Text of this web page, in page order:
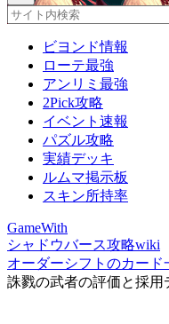
ビヨンド情報
ローテ最強
アンリミ最強
2Pick攻略
イベント速報
パズル攻略
実績デッキ
ルムマ掲示板
スキン所持率
GameWith
シャドウバース攻略wiki
オーダーシフトのカード
誅戮の武者の評価と採用